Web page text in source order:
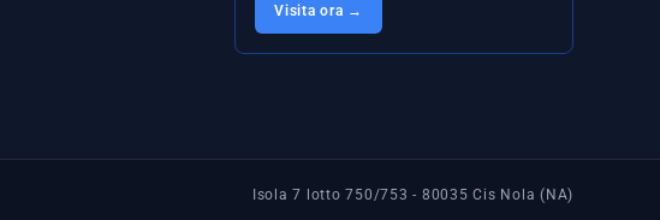
Visita ora →
Isola 7 lotto 750/753 - 80035 Cis Nola (NA)